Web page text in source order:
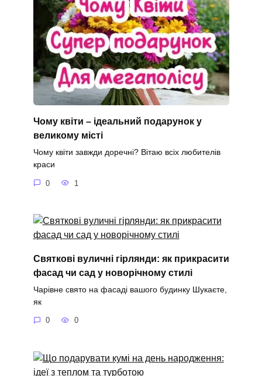
Чому квіти – ідеальний подарунок у
великому місті
Чому квіти завжди доречні? Вітаю всіх любителів
краси
0 1
Святкові вуличні гірлянди: як прикрасити
фасад чи сад у новорічному стилі
Чарівне свято на фасаді вашого будинку Шукаєте,
як
0 0